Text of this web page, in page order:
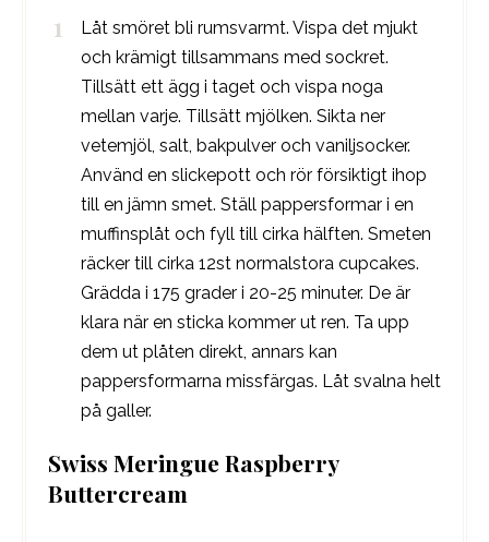
Låt smöret bli rumsvarmt. Vispa det mjukt
och krämigt tillsammans med sockret.
Tillsätt ett ägg i taget och vispa noga
mellan varje. Tillsätt mjölken. Sikta ner
vetemjöl, salt, bakpulver och vaniljsocker.
Använd en slickepott och rör försiktigt ihop
till en jämn smet. Ställ pappersformar i en
muffinsplåt och fyll till cirka hälften. Smeten
räcker till cirka 12st normalstora cupcakes.
Grädda i 175 grader i 20-25 minuter. De är
klara när en sticka kommer ut ren. Ta upp
dem ut plåten direkt, annars kan
pappersformarna missfärgas. Låt svalna helt
på galler.
Swiss Meringue Raspberry
Buttercream